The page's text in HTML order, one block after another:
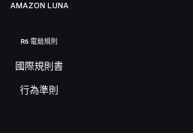
AMAZON LUNA
R6 電競規則
國際規則書
行為準則